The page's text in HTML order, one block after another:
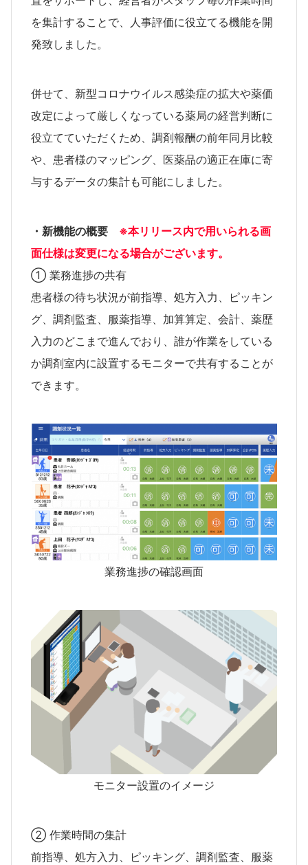
を集計することで、人事評価に役立てる機能を開
発致しました。
併せて、新型コロナウイルス感染症の拡大や薬価
改定によって厳しくなっている薬局の経営判断に
役立てていただくため、調剤報酬の前年同月比較
や、患者様のマッピング、医薬品の適正在庫に寄
与するデータの集計も可能にしました。
・新機能の概要
※本リリース内で用いられる画
面仕様は変更になる場合がございます。
① 業務進捗の共有
患者様の待ち状況が前指導、処方入力、ピッキン
グ、調剤監査、服薬指導、加算算定、会計、薬歴
入力のどこまで進んでおり、誰が作業をしている
か調剤室内に設置するモニターで共有することが
できます。
業務進捗の確認画面
モニター設置のイメージ
② 作業時間の集計
前指導、処方入力、ピッキング、調剤監査、服薬